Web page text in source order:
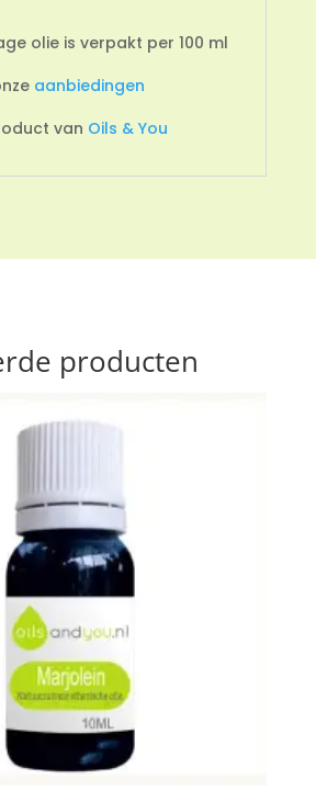
olie is verpakt per 100 ml
aanbiedingen
van Oils & You
producten